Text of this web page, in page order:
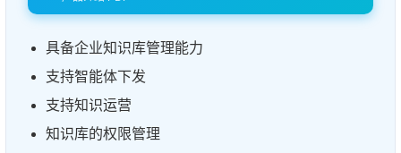
具备企业知识库管理能力
支持智能体下发
支持知识运营
知识库的权限管理